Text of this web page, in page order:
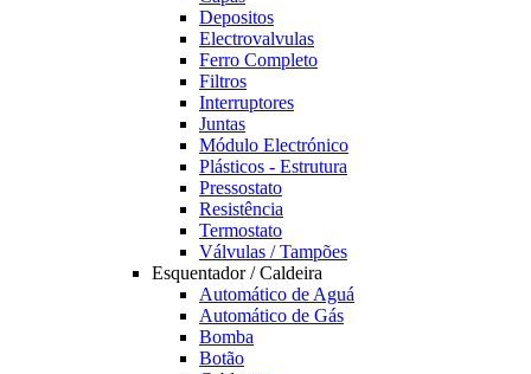
Depositos
Electrovalvulas
Ferro Completo
Filtros
Interruptores
Juntas
Módulo Electrónico
Plásticos - Estrutura
Pressostato
Resistência
Termostato
Válvulas / Tampões
Esquentador / Caldeira
Automático de Aguá
Automático de Gás
Bomba
Botão